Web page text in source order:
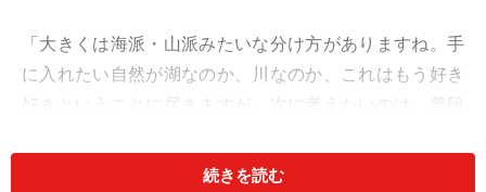
「大きくは海派・山派みたいな分け方がありますね。手
に入れたい自然が湖なのか、川なのか、これはもう好き
好きということに尽きますが、次に考えたいのは、普段
事。道路のアクセスがよいとか、そういうことがない
続きを読む